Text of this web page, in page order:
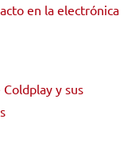
en la electrónica
y sus